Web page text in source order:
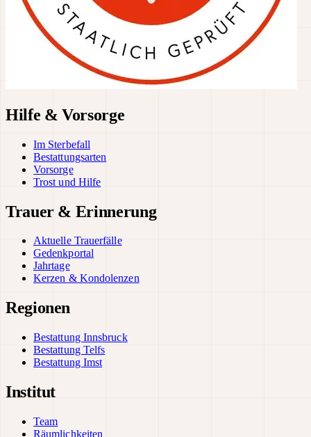
Hilfe & Vorsorge
Im Sterbefall
Bestattungsarten
Vorsorge
Trost und Hilfe
Trauer & Erinnerung
Aktuelle Trauerfälle
Gedenkportal
Jahrtage
Kerzen & Kondolenzen
Regionen
Bestattung Innsbruck
Bestattung Telfs
Bestattung Imst
Institut
Team
Räumlichkeiten